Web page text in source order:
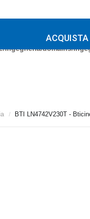
ingegneria/domains/
ingegneria/domains/
ACQUISTA
/ BTI LN4742V230T -